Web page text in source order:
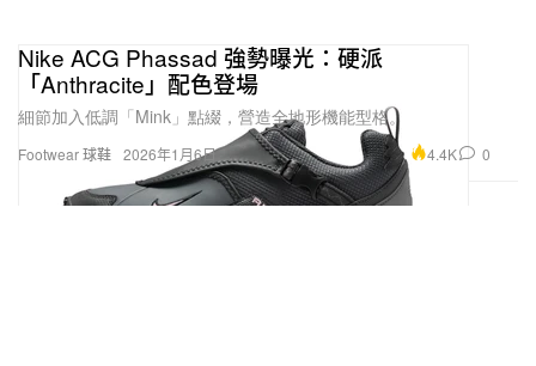
Footwear 球鞋
Nike ACG Phassad 強勢曝光：硬派
「Anthracite」配色登場
細節加入低調「Mink」點綴，營造全地形機能型格。
2026年1月6日 4.4K 0